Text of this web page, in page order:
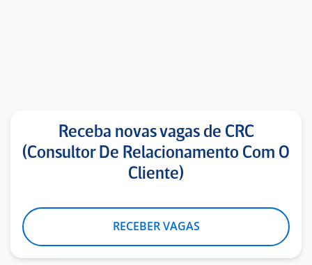
Receba novas vagas de CRC
(Consultor De Relacionamento Com O
Cliente)
RECEBER VAGAS